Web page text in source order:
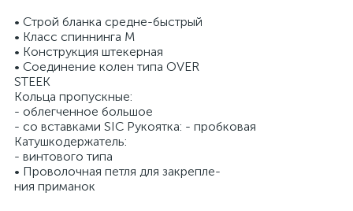
• Строй бланка средне-быстрый
• Класс спиннинга M
• Конструкция штекерная
• Соединение колен типа OVER
STEEK
Кольца пропускные:
- облегченное большое
- со вставками SIC Рукоятка: - пробковая
Катушкодержатель:
- винтового типа
• Проволочная петля для закрепле-
ния приманок